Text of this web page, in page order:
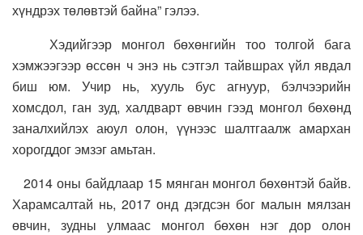
хүндрэх төлөвтэй байна” гэлээ.
Хэдийгээр монгол бөхөнгийн тоо толгой бага
хэмжээгээр өссөн ч энэ нь сэтгэл тайвшрах үйл явдал
биш юм. Учир нь, хууль бус агнуур, бэлчээрийн
хомсдол, ган зуд, халдварт өвчин гээд монгол бөхөнд
заналхийлэх аюул олон, үүнээс шалтгаалж амархан
хорогддог эмзэг амьтан.
2014 оны байдлаар 15 мянган монгол бөхөнтэй байв.
Харамсалтай нь, 2017 онд дэгдсэн бог малын мялзан
өвчин, зудны улмаас монгол бөхөн нэг дор олон